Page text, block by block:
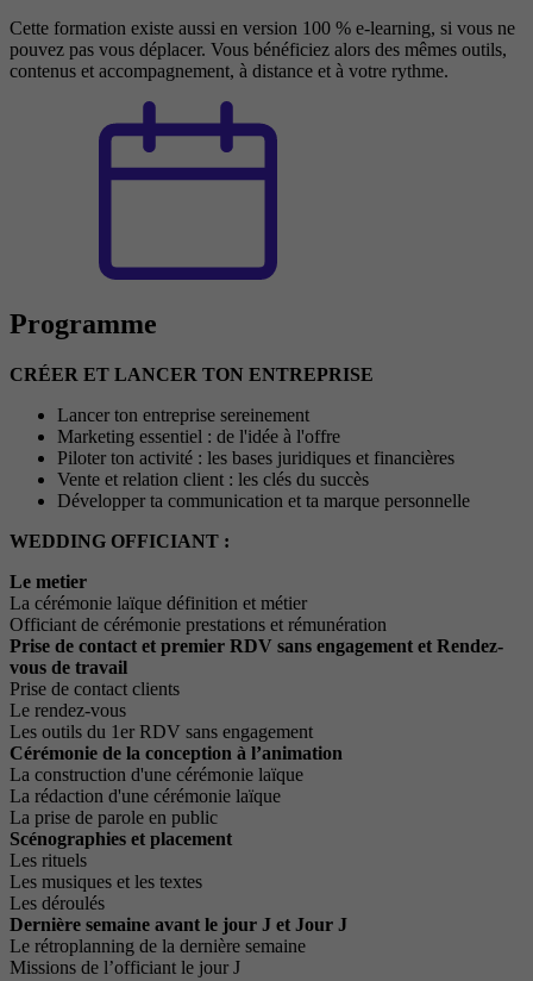
Cette formation existe aussi en version 100 % e-learning, si vous ne
pouvez pas vous déplacer. Vous bénéficiez alors des mêmes outils,
contenus et accompagnement, à distance et à votre rythme.
Programme
CRÉER ET LANCER TON ENTREPRISE
Lancer ton entreprise sereinement
Marketing essentiel : de l'idée à l'offre
Piloter ton activité : les bases juridiques et financières
Vente et relation client : les clés du succès
Développer ta communication et ta marque personnelle
WEDDING OFFICIANT :
Le metier
La cérémonie laïque définition et métier
Officiant de cérémonie prestations et rémunération
Prise de contact et premier RDV sans engagement et Rendez-
vous de travail
Prise de contact clients
Le rendez-vous
Les outils du 1er RDV sans engagement
Cérémonie de la conception à l’animation
La construction d'une cérémonie laïque
La rédaction d'une cérémonie laïque
La prise de parole en public
Scénographies et placement
Les rituels
Les musiques et les textes
Les déroulés
Dernière semaine avant le jour J et Jour J
Le rétroplanning de la dernière semaine
Missions de l’officiant le jour J